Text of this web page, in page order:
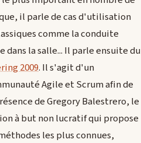
il parle de cas d'utilisation
comme la conduite
la salle... Il parle ensuite du
2009. Il s'agit d'un
Agile et Scrum afin de
de Gregory Balestrero, le
à but non lucratif qui propose
les plus connues,